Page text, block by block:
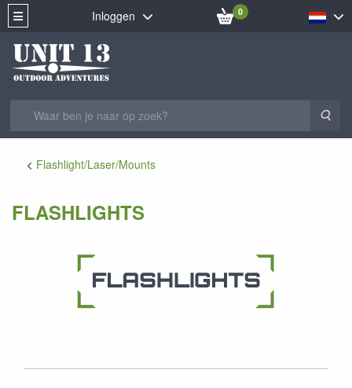
Inloggen 0
Flashlight/Laser/Mounts
FLASHLIGHTS